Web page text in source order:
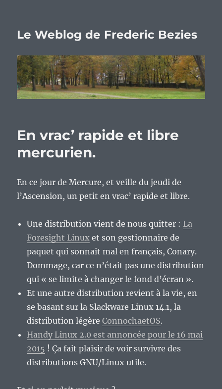
Le Weblog de Frederic Bezies
En vrac’ rapide et libre
mercurien.
En ce jour de Mercure, et veille du jeudi de
l’Ascension, un petit en vrac’ rapide et libre.
Une distribution vient de nous quitter : La
Foresight Linux et son gestionnaire de
paquet qui sonnait mal en français, Conary.
Dommage, car ce n’était pas une distribution
qui « se limite à changer le fond d’écran ».
Et une autre distribution revient à la vie, en
se basant sur la Slackware Linux 14.1, la
distribution légèreConnochaetOS.
Handy Linux 2.0 est annoncée pour le 16 mai
2015 ! Ça fait plaisir de voir survivre des
distributions GNU/Linux utile.